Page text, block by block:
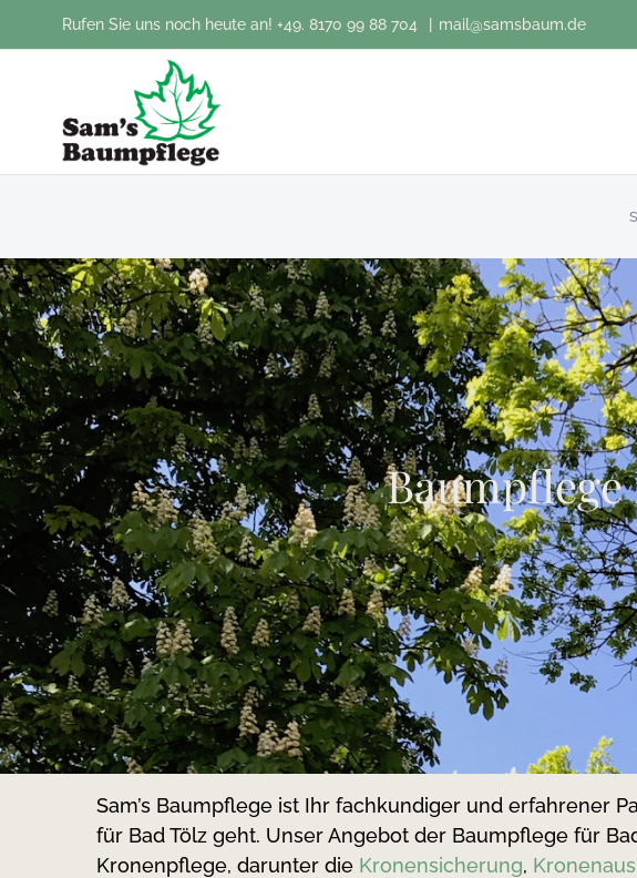
Inhalt
Rufen Sie uns noch heute an! +49. 8170 99 88 704 mail@samsbaum.de
Sam’s Baumpflege ist Ihr fachkundiger und erfahrener
für Bad Tölz geht. Unser Angebot der Baumpflege für
Kronenpflege, darunter die Kronensicherung,